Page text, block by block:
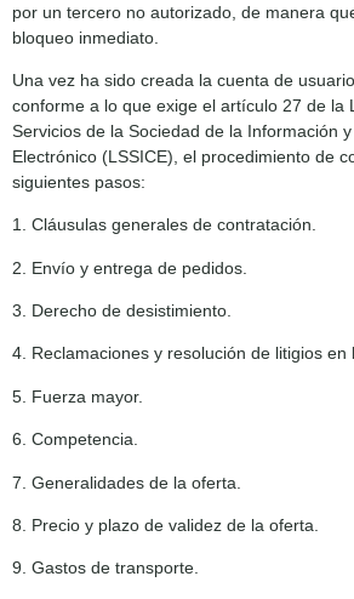
por un tercero no autorizado, de manera
bloqueo inmediato.
Una vez ha sido creada la cuenta de
conforme a lo que exige el artículo 27 de la
Servicios de la Sociedad de la Información
Electrónico (LSSICE), el procedimiento de
siguientes pasos:
1. Cláusulas generales de contratación.
2. Envío y entrega de pedidos.
3. Derecho de desistimiento.
4. Reclamaciones y resolución de litigios en
5. Fuerza mayor.
6. Competencia.
7. Generalidades de la oferta.
8. Precio y plazo de validez de la oferta.
9. Gastos de transporte.